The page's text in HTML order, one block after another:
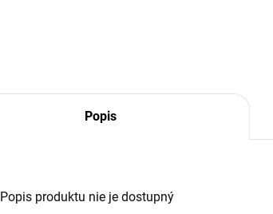
Popis
Popis produktu nie je dostupný